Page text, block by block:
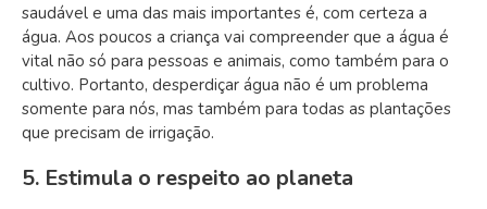
saudável e uma das mais importantes é, com certeza a
água. Aos poucos a criança vai compreender que a água é
vital não só para pessoas e animais, como também para o
cultivo. Portanto, desperdiçar água não é um problema
somente para nós, mas também para todas as plantações
que precisam de irrigação.
5. Estimula o respeito ao planeta